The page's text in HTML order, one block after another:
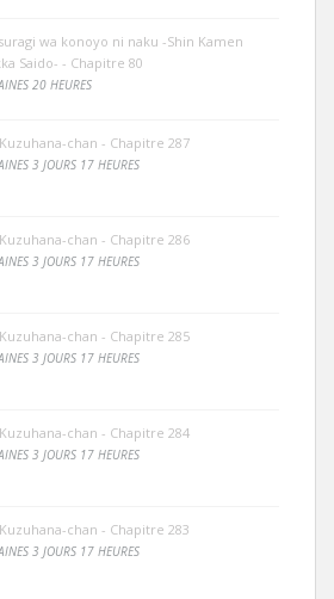
wa konoyo ni naku -Shin Kamen
Saido- - Chapitre 80
20 HEURES
chan - Chapitre 287
3 JOURS 17 HEURES
chan - Chapitre 286
3 JOURS 17 HEURES
chan - Chapitre 285
3 JOURS 17 HEURES
chan - Chapitre 284
3 JOURS 17 HEURES
chan - Chapitre 283
3 JOURS 17 HEURES